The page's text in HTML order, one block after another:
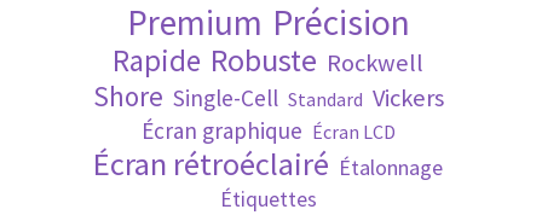
Premium Précision
Rapide Robuste Rockwell
Shore Single-Cell Standard Vickers
Écran graphique Écran LCD
Écran rétroéclairé Étalonnage
Étiquettes